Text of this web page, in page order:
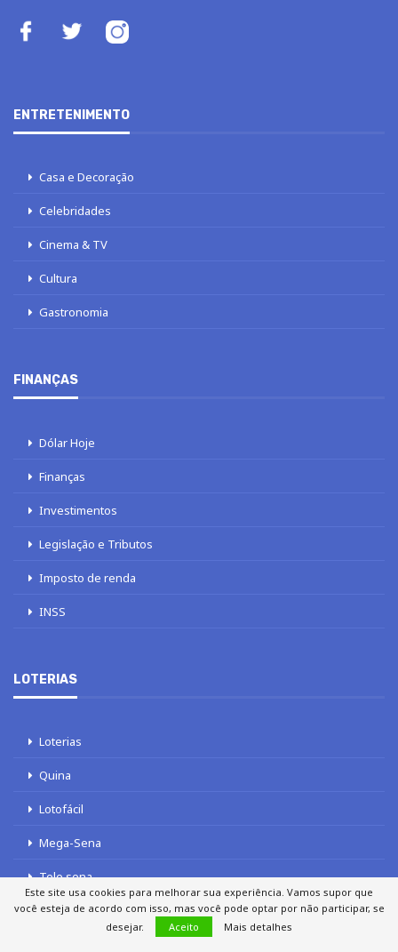
ENTRETENIMENTO
Casa e Decoração
Celebridades
Cinema & TV
Cultura
Gastronomia
FINANÇAS
Dólar Hoje
Finanças
Investimentos
Legislação e Tributos
Imposto de renda
INSS
LOTERIAS
Loterias
Quina
Lotofácil
Mega-Sena
Tele sena
Este site usa cookies para melhorar sua experiência. Vamos supor que
você esteja de acordo com isso, mas você pode optar por não participar, se
desejar.
Aceito Mais detalhes